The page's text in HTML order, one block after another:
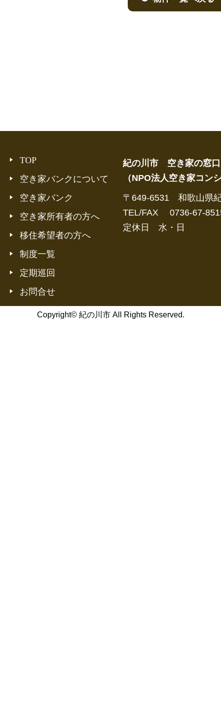
TOP
空き家バンクについて
空き家バンク
空き家所有者の方へ
移住希望者の方へ
制度一覧
定期巡回
お問合せ
紀の川市 空き家の窓口
（NPO法人空き家コン
〒649-6531 和歌山県
TEL/FAX 0736-67-
定休日 水・日
Copyright© 紀の川市 All Rights Reserved.